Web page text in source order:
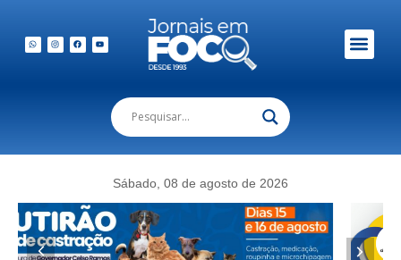
Sábado, 08 de agosto de 2026